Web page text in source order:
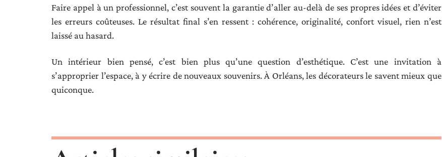
Faire appel à un professionnel, c’est souvent la garantie d’aller au-delà de ses propres idées et d’éviter
les erreurs coûteuses. Le résultat final s’en ressent : cohérence, originalité, confort visuel, rien n’est
laissé au hasard.
Un intérieur bien pensé, c’est bien plus qu’une question d’esthétique. C’est une invitation à
s’approprier l’espace, à y écrire de nouveaux souvenirs. À Orléans, les décorateurs le savent mieux que
quiconque.